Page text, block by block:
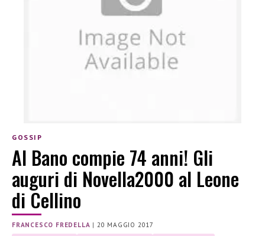
GOSSIP
Al Bano compie 74 anni! Gli
auguri di Novella2000 al Leone
di Cellino
FRANCESCO FREDELLA | 20 MAGGIO 2017